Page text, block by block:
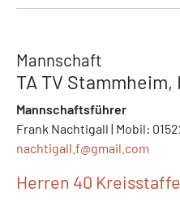
Mannschaft
TA TV
Mannschaftsführer
Frank Nachtigall | Mobil:
nachtigall.f@gmail.com
Herren 40